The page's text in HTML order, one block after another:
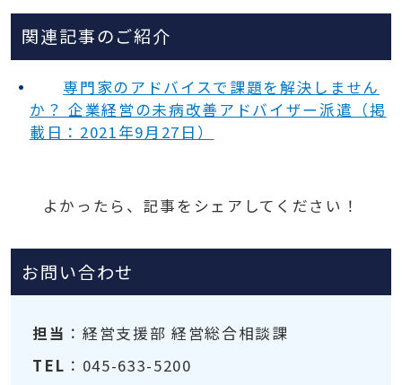
関連記事のご紹介
専門家のアドバイスで課題を解決しません
か？ 企業経営の未病改善アドバイザー派遣（掲
載日：2021年9月27日）
よかったら、記事をシェアしてください！
お問い合わせ
担当 ：経営支援部 経営総合相談課
TEL ：045-633-5200